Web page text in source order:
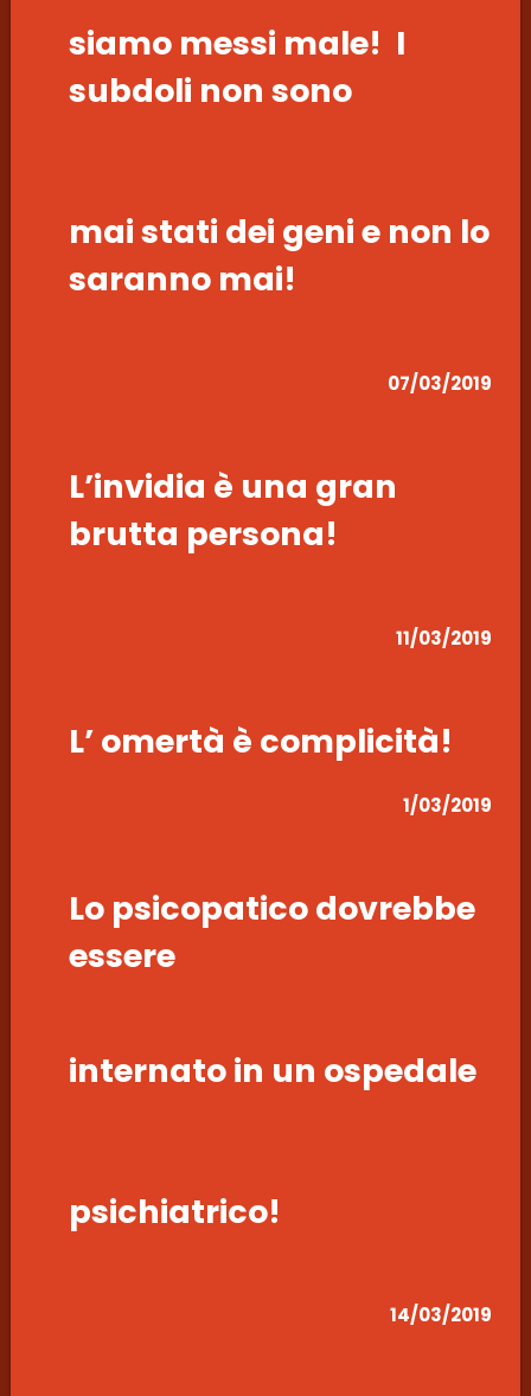
siamo messi male! I
subdoli non sono
mai stati dei geni e non lo
saranno mai!
07/03/2019
L’invidia è una gran
brutta persona!
11/03/2019
L’ omertà è complicità!
1/03/2019
Lo psicopatico dovrebbe
essere
internato in un ospedale
psichiatrico!
14/03/2019